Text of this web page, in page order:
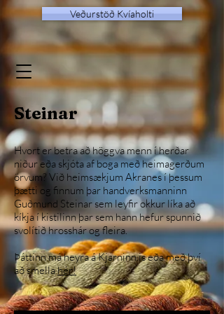
Veðurstöð Kvíaholti
Steinar
Hvort er betra að höggva menn í herðar
niður eða skjóta af boga með heima­gerðum
örv­um? Við heim­sækjum Akra­nes í þessum
þætti og finnum þar hand­verks­mann­inn
Guð­mund Steinar sem leyfir okkur líka að
kíkja í kistil­inn þar sem hann hefur spunnið
svo­lítið hross­hár og fleira.
Þáttinn má heyra á Kjarninn.is eða með því
að smellahér!